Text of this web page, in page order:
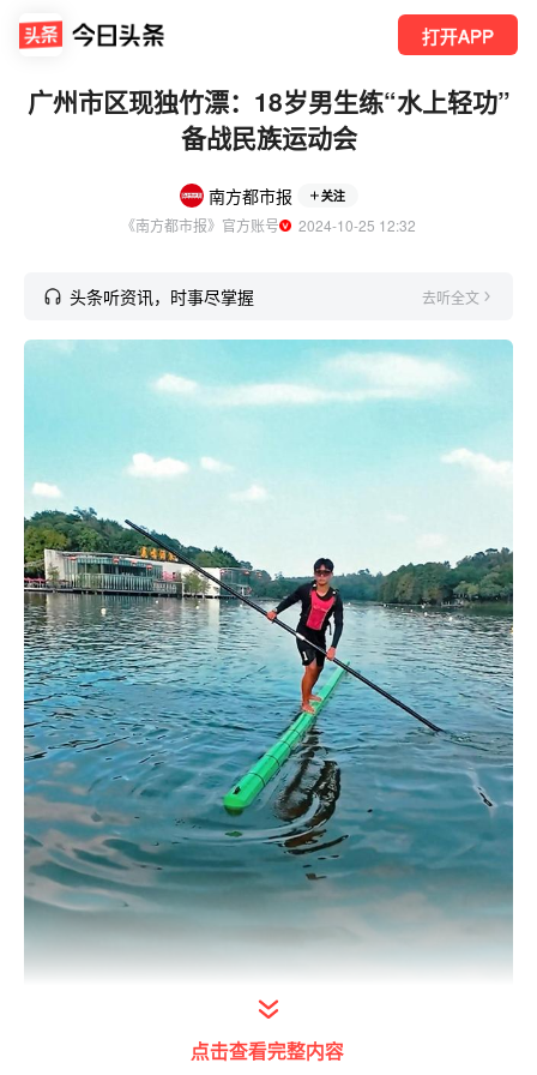
打开APP
广州市区现独竹漂：18岁男生练“水上轻功”
备战民族运动会
南方都市报 关注
《南方都市报》官方账号
  2024-10-25 12:32
头条听资讯，时事尽掌握 去听全文
点击查看完整内容